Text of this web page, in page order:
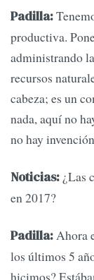
Padilla:
productiva.
administrando
recursos
cabeza; es un
nada, aquí no
no hay
Noticias: ¿Las
en 2017?
Padilla:Ahora
los últimos 5